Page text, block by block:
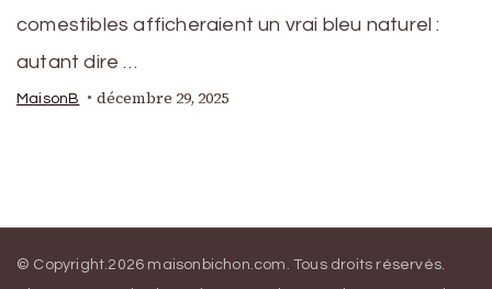
comestibles afficheraient un vrai bleu naturel :
autant dire …
MaisonB décembre 29, 2025
© Copyright.2026 maisonbichon.com . Tous droits réservés.